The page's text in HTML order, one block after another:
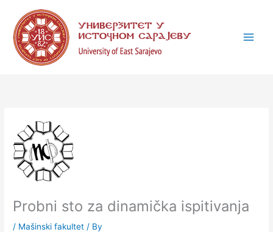
content
Probni sto za dinamička ispitivanja
/ Mašinski fakultet / By
a
t
e
s